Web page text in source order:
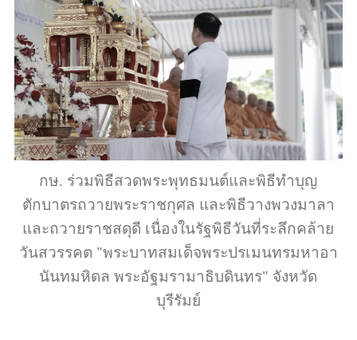
กษ. ร่วมพิธีสวดพระพุทธมนต์และพิธีทำบุญ
ตักบาตรถวายพระราชกุศล และพิธีวางพวงมาลา
และถวายราชสดุดี เนื่องในรัฐพิธีวันที่ระลึกคล้าย
วันสวรรคต "พระบาทสมเด็จพระปรเมนทรมหาอา
นันทมหิดล พระอัฐมรามาธิบดินทร" จังหวัด
บุรีรัมย์